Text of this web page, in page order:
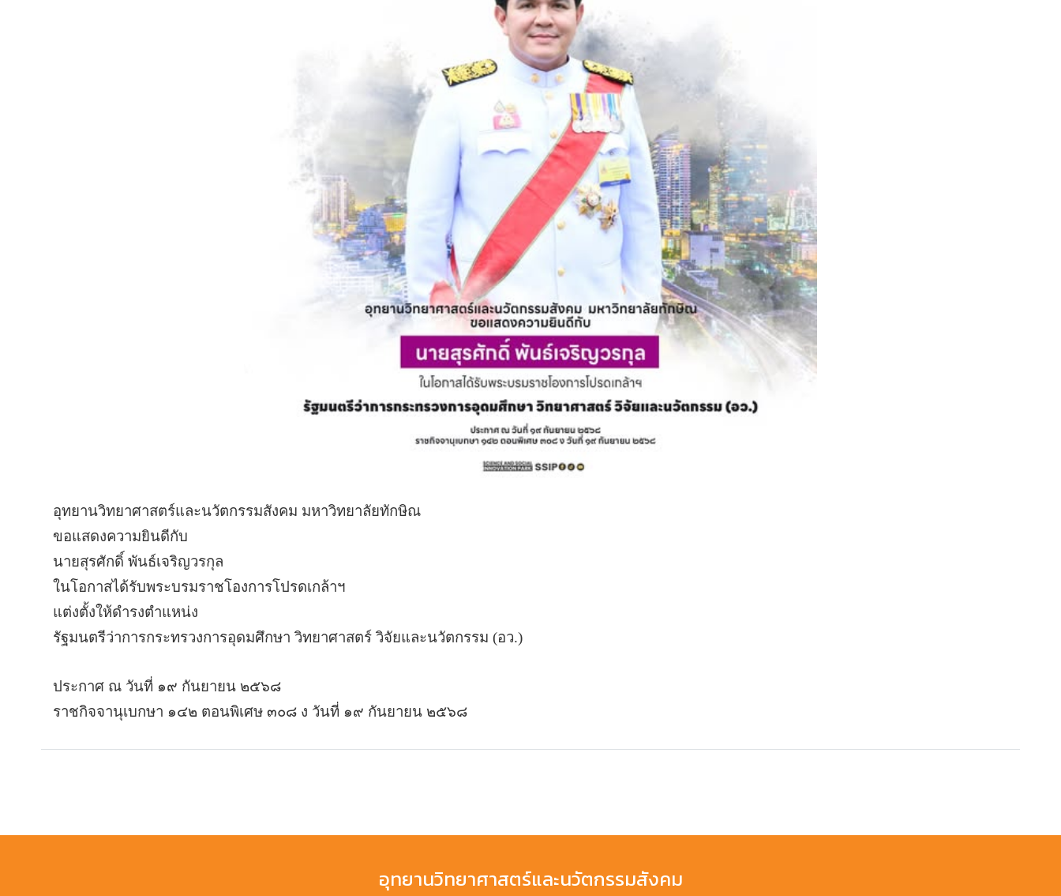
อุทยานวิทยาศาสตร์และนวัตกรรมสังคม มหาวิทยาลัยทักษิณ
ขอแสดงความยินดีกับ
นายสุรศักดิ์ พันธ์เจริญวรกุล
ในโอกาสได้รับพระบรมราชโองการโปรดเกล้าฯ
แต่งตั้งให้ดำรงตำแหน่ง
รัฐมนตรีว่าการกระทรวงการอุดมศึกษา วิทยาศาสตร์ วิจัยและนวัตกรรม (อว.)
ประกาศ ณ วันที่ ๑๙ กันยายน ๒๕๖๘
ราชกิจจานุเบกษา ๑๔๒ ตอนพิเศษ ๓๐๘ ง วันที่ ๑๙ กันยายน ๒๕๖๘
อุทยานวิทยาศาสตร์และนวัตกรรมสังคม